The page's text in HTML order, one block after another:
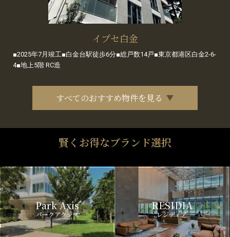
イプセ白金
■2025年7月竣工■白金台駅徒歩6分■総戸数14戸■東京都港区白金2-6-
4■地上5階 RC造
すべてのおすすめ物件を見る
賢くお得なブランド選択
Park Axis
パークアクシス
RESIDIA
レジディア